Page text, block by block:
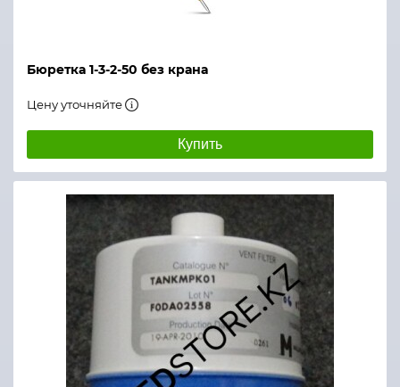
Бюретка 1-3-2-50 без крана
Цену уточняйте
Купить